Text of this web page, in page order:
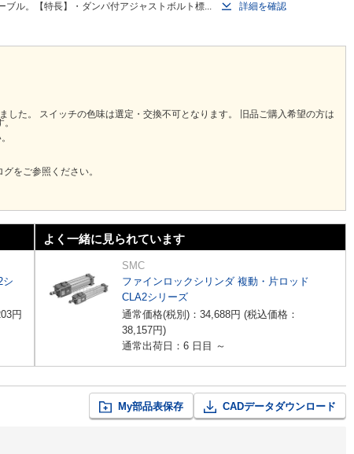
ル。【特長】・ダンパ付アジャストボルト標...
詳細を確認
た。 スイッチの色味は選定・交換不可となります。 旧品ご購入希望の方は
をご参照ください。
シ
円
よく一緒に見られています
SMC
ファインロックシリンダ 複動・片ロッド
CLA2シリーズ
通常価格(税別)： 34,688円 (税込価格：
38,157円)
通常出荷日：6 日目 ～
My部品表保存 CADデータダウンロード